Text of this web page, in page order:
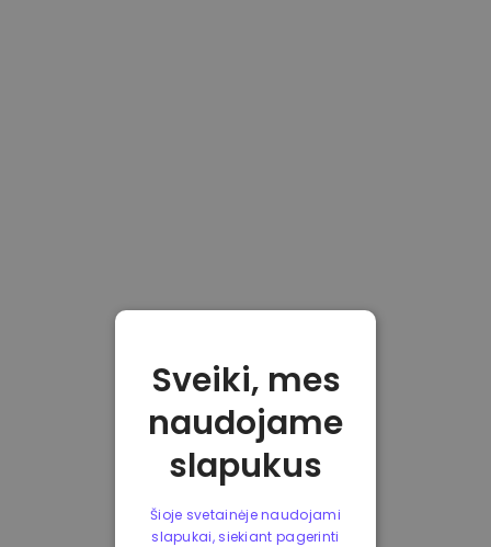
Sveiki, mes
naudojame
slapukus
Šioje svetainėje naudojami
slapukai, siekiant pagerinti